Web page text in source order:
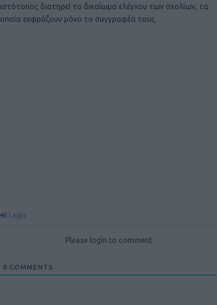
ιστότοπος διατηρεί το δικαίωμα ελέγχου των σχολίων, τα
οποία εκφράζουν μόνο το συγγραφέα τους.
Login
Please login to comment
0 COMMENTS